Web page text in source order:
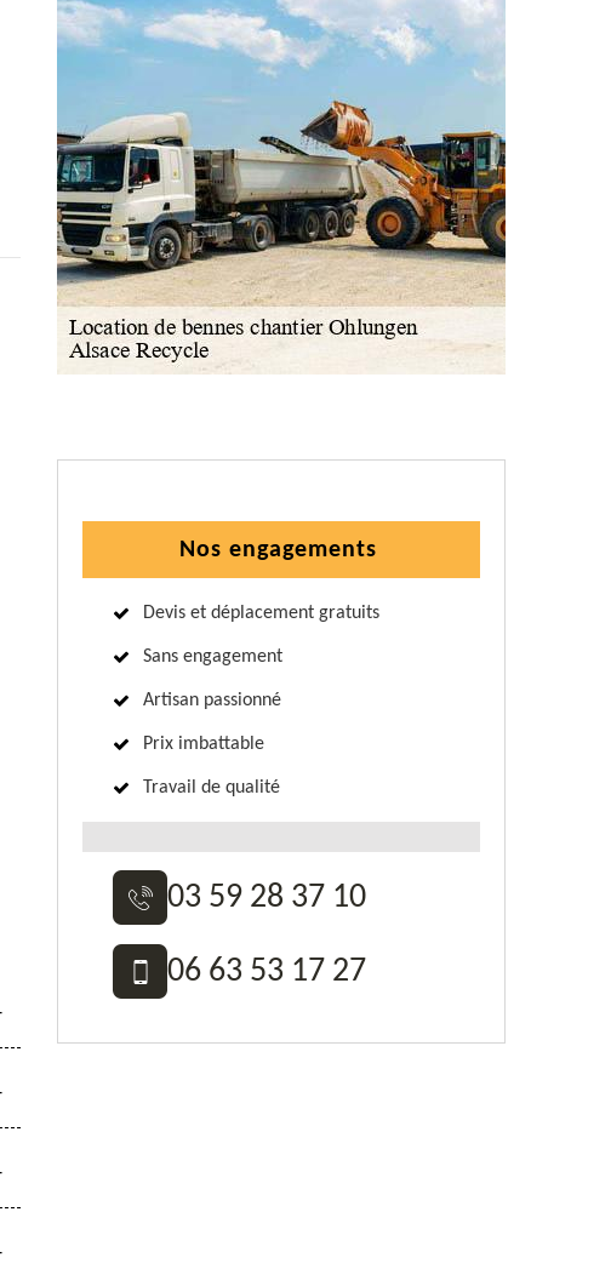
Nos engagements
Devis et déplacement gratuits
Sans engagement
Artisan passionné
Prix imbattable
Travail de qualité
03 59 28 37 10
06 63 53 17 27